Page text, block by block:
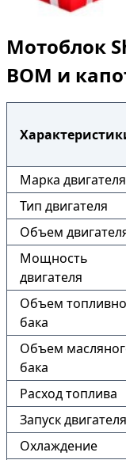
Мотоблок
ВОМ и
Марка двигателя
Тип двигателя
Объем
Мощность
двигателя
Объем
бака
Объем
бака
Расход топлива
Запуск двигателя
Охлаждение